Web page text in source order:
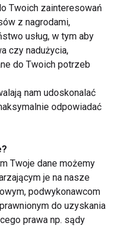
wysyłanych
pracy warto mieć
postaci owoców,
nam to uniknąć
słodycze. –
dietetyk
przekąsek w pracy
odpowiedniej
przekąsek na
suszonymi
lub
Twoich zainteresowań
z nagrodami,
usług, w tym aby
czy nadużycia,
do Twoich potrzeb
nam udoskonalać
odpowiadać
Twoje dane możemy
je na nasze
podwykonawcom
do uzyskania
prawa np. sądy